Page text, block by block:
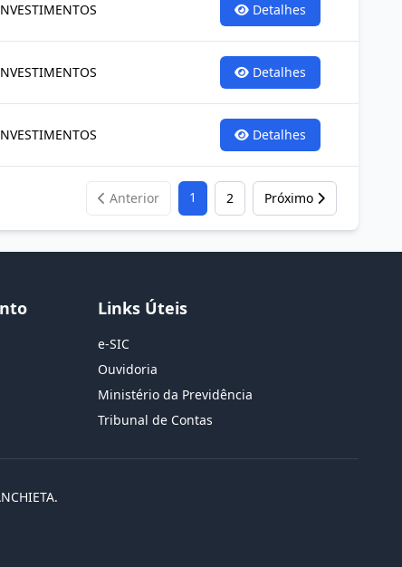
Detalhes
Detalhes
Detalhes
Anterior 1 2 Próximo
Links Úteis
e-SIC
Ouvidoria
Ministério da Previdência
Tribunal de Contas